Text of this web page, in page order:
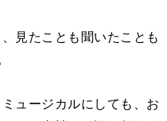
見たことも聞いたことも
ュージカルにしても、お